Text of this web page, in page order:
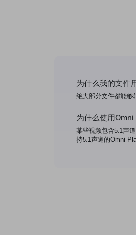
为什么我的文件
绝大部分文件都能够
为什么使用
某些视频包含5.1声
持5.1声道的Omni